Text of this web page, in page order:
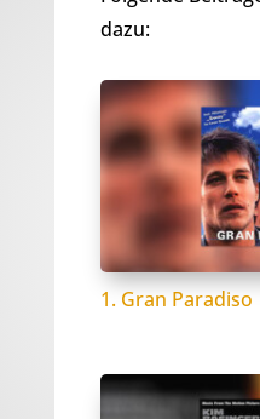
dazu:
1. Gran Paradiso